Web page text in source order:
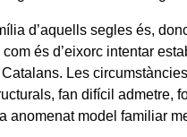
d’aquells segles és,
és d’eixorc intentar
Les
fan difícil admetre,
anomenat model familiar